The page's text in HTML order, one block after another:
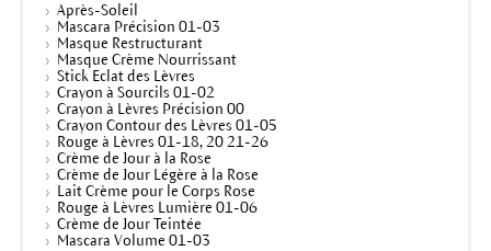
Après-Soleil
Mascara Précision 01-03
Masque Restructurant
Masque Crème Nourrissant
Stick Eclat des Lèvres
Crayon à Sourcils 01-02
Crayon à Lèvres Précision 00
Crayon Contour des Lèvres 01-05
Rouge à Lèvres 01-18, 20 21-26
Crème de Jour à la Rose
Crème de Jour Légère à la Rose
Lait Crème pour le Corps Rose
Rouge à Lèvres Lumière 01-06
Crème de Jour Teintée
Mascara Volume 01-03